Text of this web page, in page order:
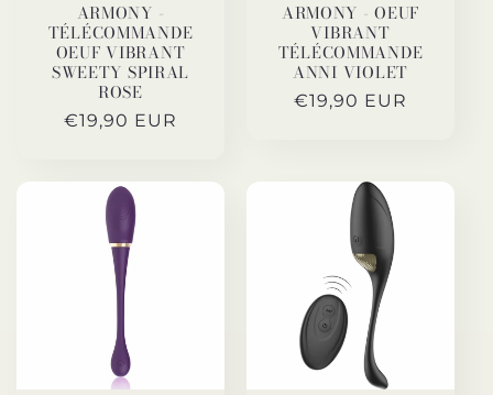
ARMONY -
TÉLÉCOMMANDE
OEUF VIBRANT
SWEETY SPIRAL
ROSE
Prix
€19,90 EUR
ARMONY - OEUF
VIBRANT
TÉLÉCOMMANDE
ANNI VIOLET
Prix
€19,90 EUR